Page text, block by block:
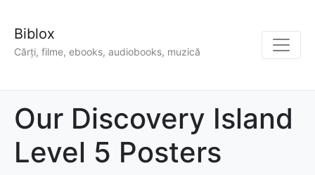
Biblox
Cărți, filme, ebooks, audiobooks, muzică
Our Discovery Island
Level 5 Posters